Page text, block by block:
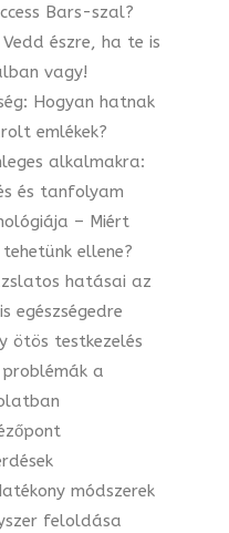
Bars-szal?
észre, ha te is
vagy!
Hogyan hatnak
emlékek?
alkalmakra:
és tanfolyam
– Miért
ellene?
hatásai az
egészségedre
ötös testkezelés
problémák a
módszerek
feloldása